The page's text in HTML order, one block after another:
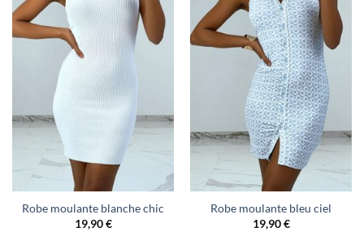
Robe moulante blanche chic
19,90€
Robe moulante bleu ciel
19,90€